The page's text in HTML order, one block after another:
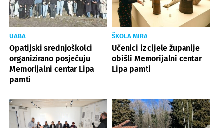
UABA
Opatijski srednjoškolci
organizirano posjećuju
Memorijalni centar Lipa
pamti
ŠKOLA MIRA
Učenici iz cijele županije
obišli Memorijalni centar
Lipa pamti